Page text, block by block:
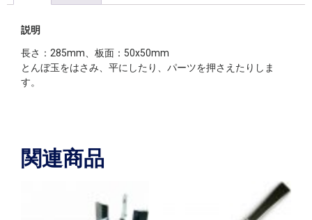
説明
長さ：285mm、板面：50x50mm
とんぼ玉をはさみ、平にしたり、パーツを押さえたりしま
す。
関連商品